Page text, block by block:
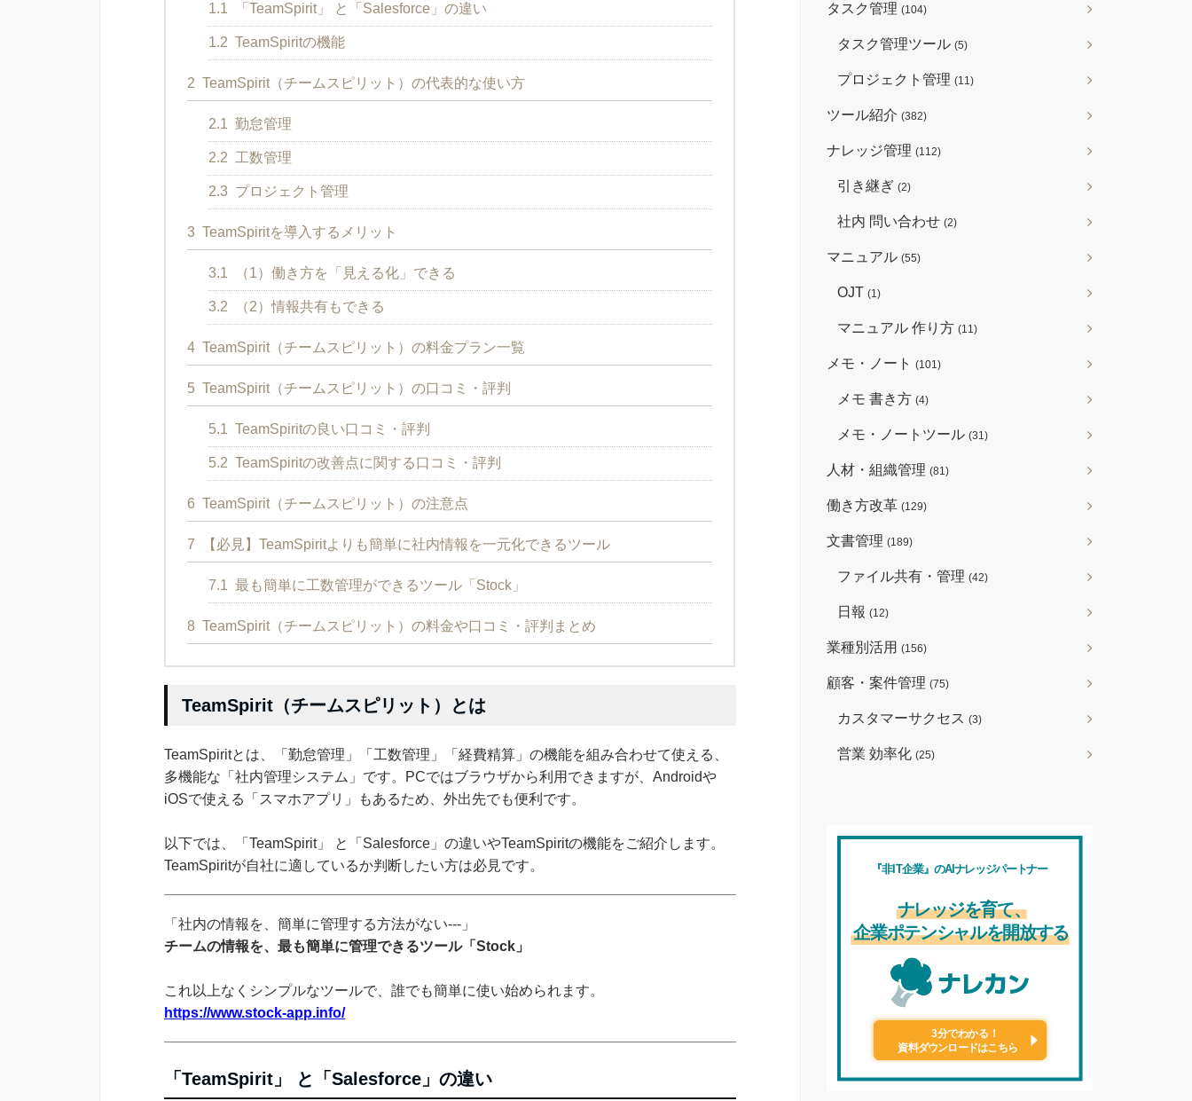
1.1 「TeamSpirit」 と「Salesforce」の違い
1.2 TeamSpiritの機能
2 TeamSpirit（チームスピリット）の代表的な使い方
2.1 勤怠管理
2.2 工数管理
2.3 プロジェクト管理
3 TeamSpiritを導入するメリット
3.1 （1）働き方を「見える化」できる
3.2 （2）情報共有もできる
4 TeamSpirit（チームスピリット）の料金プラン一覧
5 TeamSpirit（チームスピリット）の口コミ・評判
5.1 TeamSpiritの良い口コミ・評判
5.2 TeamSpiritの改善点に関する口コミ・評判
6 TeamSpirit（チームスピリット）の注意点
7 【必見】TeamSpiritよりも簡単に社内情報を一元化できるツール
7.1 最も簡単に工数管理ができるツール「Stock」
8 TeamSpirit（チームスピリット）の料金や口コミ・評判まとめ
TeamSpirit（チームスピリット）とは
TeamSpiritとは、「勤怠管理」「工数管理」「経費精算」の機能を組み合わせて使える、
多機能な「社内管理システム」です。PCではブラウザから利用できますが、Androidや
iOSで使える「スマホアプリ」もあるため、外出先でも便利です。
以下では、「TeamSpirit」 と「Salesforce」の違いやTeamSpiritの機能をご紹介します。
TeamSpiritが自社に適しているか判断したい方は必見です。
「社内の情報を、簡単に管理する方法がない---」
チームの情報を、最も簡単に管理できるツール「Stock」
これ以上なくシンプルなツールで、誰でも簡単に使い始められます。
https://www.stock-app.info/
「TeamSpirit」 と「Salesforce」の違い
タスク管理 (104)
タスク管理ツール (5)
プロジェクト管理 (11)
ツール紹介 (382)
ナレッジ管理 (112)
引き継ぎ (2)
社内 問い合わせ (2)
マニュアル (55)
OJT (1)
マニュアル 作り方 (11)
メモ・ノート (101)
メモ 書き方 (4)
メモ・ノートツール (31)
人材・組織管理 (81)
働き方改革 (129)
文書管理 (189)
ファイル共有・管理 (42)
日報 (12)
業種別活用 (156)
顧客・案件管理 (75)
カスタマーサクセス (3)
営業 効率化 (25)